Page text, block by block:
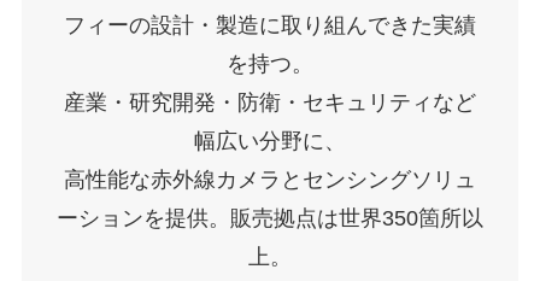
フィーの設計・製造に取り組んできた実績
を持つ。
産業・研究開発・防衛・セキュリティなど
幅広い分野に、
高性能な赤外線カメラとセンシングソリュ
ーションを提供。販売拠点は世界350箇所以
上。